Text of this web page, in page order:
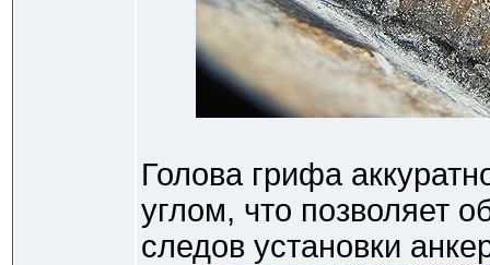
Голова грифа
углом, что позволяет
следов установки